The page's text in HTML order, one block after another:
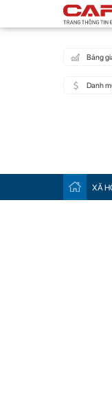
Bảng
Danh
XÃ